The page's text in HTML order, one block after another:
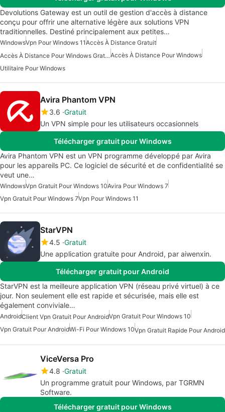
Devolutions Gateway est un outil de gestion d'accès à distance
conçu pour offrir une alternative légère aux solutions VPN
traditionnelles. Destiné principalement aux petites…
WindowsVpn Pour Windows 11 Accès À Distance Gratuit
Accès À Distance Pour Windows Gratuit Accès À Distance Pour Windows
Utilitaire Pour Windows
Avira Phantom VPN
3.6 Gratuit
Un VPN simple pour les utilisateurs occasionnels
Télécharger gratuit pour Windows
Avira Phantom VPN est un VPN programme développé par Avira
pour les appareils PC. Ce logiciel de sécurité et de confidentialité se
veut une…
WindowsVpn Gratuit Pour Windows 10Avira Pour Windows 7
Vpn Gratuit Pour Windows 7Vpn Pour Windows 11
StarVPN
4.5 Gratuit
Une application gratuite pour Android, par aiwenxin.
Télécharger gratuit pour Android
StarVPN est la meilleure application VPN (réseau privé virtuel) à ce
jour. Non seulement elle est rapide et sécurisée, mais elle est
également conviviale…
AndroidClient Vpn Gratuit Pour AndroidVpn Gratuit Pour Windows 10
Vpn Gratuit Pour AndroidWi-Fi Pour Windows 10Vpn Gratuit Rapide Pour Android
ViceVersa Pro
4.8 Gratuit
Un programme gratuit pour Windows, par TGRMN
Software.
Télécharger gratuit pour Windows